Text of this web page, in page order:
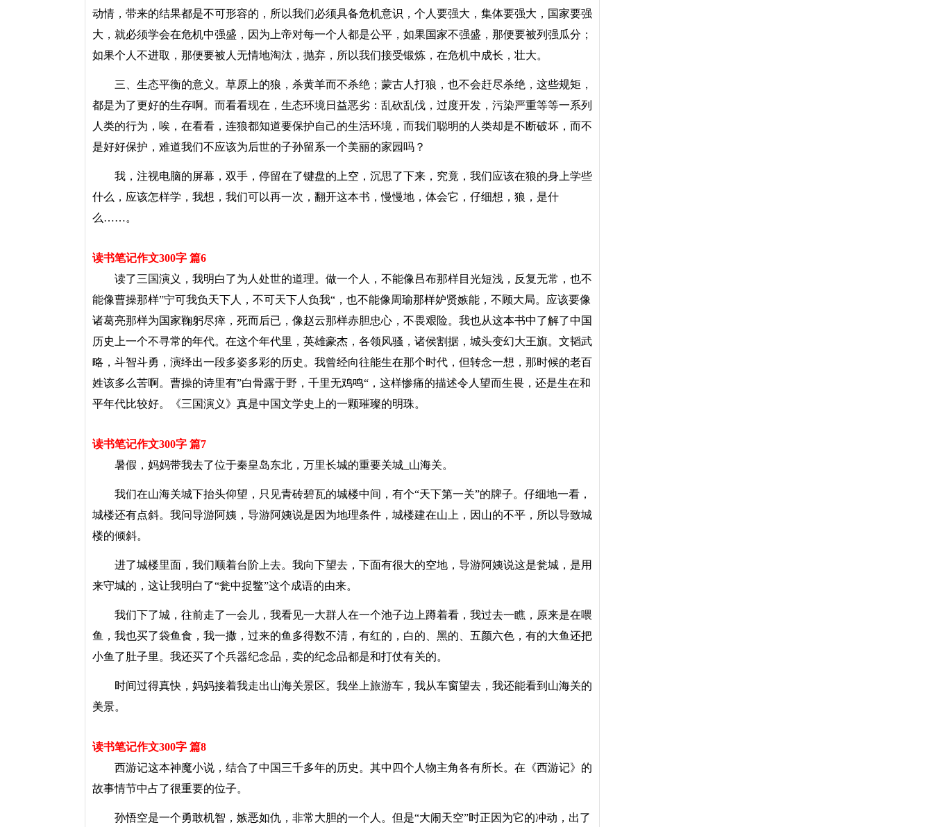
动情，带来的结果都是不可形容的，所以我们必须具备危机意识，个人要强大，集体要强大，国家要强
大，就必须学会在危机中强盛，因为上帝对每一个人都是公平，如果国家不强盛，那便要被列强瓜分；
如果个人不进取，那便要被人无情地淘汰，抛弃，所以我们接受锻炼，在危机中成长，壮大。
三、生态平衡的意义。草原上的狼，杀黄羊而不杀绝；蒙古人打狼，也不会赶尽杀绝，这些规矩，
都是为了更好的生存啊。而看看现在，生态环境日益恶劣：乱砍乱伐，过度开发，污染严重等等一系列
人类的行为，唉，在看看，连狼都知道要保护自己的生活环境，而我们聪明的人类却是不断破坏，而不
是好好保护，难道我们不应该为后世的子孙留系一个美丽的家园吗？
我，注视电脑的屏幕，双手，停留在了键盘的上空，沉思了下来，究竟，我们应该在狼的身上学些
什么，应该怎样学，我想，我们可以再一次，翻开这本书，慢慢地，体会它，仔细想，狼，是什
么……。
读书笔记作文300字 篇6
读了三国演义，我明白了为人处世的道理。做一个人，不能像吕布那样目光短浅，反复无常，也不
能像曹操那样”宁可我负天下人，不可天下人负我“，也不能像周瑜那样妒贤嫉能，不顾大局。应该要像
诸葛亮那样为国家鞠躬尽瘁，死而后已，像赵云那样赤胆忠心，不畏艰险。我也从这本书中了解了中国
历史上一个不寻常的年代。在这个年代里，英雄豪杰，各领风骚，诸侯割据，城头变幻大王旗。文韬武
略，斗智斗勇，演绎出一段多姿多彩的历史。我曾经向往能生在那个时代，但转念一想，那时候的老百
姓该多么苦啊。曹操的诗里有”白骨露于野，千里无鸡鸣“，这样惨痛的描述令人望而生畏，还是生在和
平年代比较好。《三国演义》真是中国文学史上的一颗璀璨的明珠。
读书笔记作文300字 篇7
暑假，妈妈带我去了位于秦皇岛东北，万里长城的重要关城_山海关。
我们在山海关城下抬头仰望，只见青砖碧瓦的城楼中间，有个“天下第一关”的牌子。仔细地一看，
城楼还有点斜。我问导游阿姨，导游阿姨说是因为地理条件，城楼建在山上，因山的不平，所以导致城
楼的倾斜。
进了城楼里面，我们顺着台阶上去。我向下望去，下面有很大的空地，导游阿姨说这是瓮城，是用
来守城的，这让我明白了“瓮中捉鳖”这个成语的由来。
我们下了城，往前走了一会儿，我看见一大群人在一个池子边上蹲着看，我过去一瞧，原来是在喂
鱼，我也买了袋鱼食，我一撒，过来的鱼多得数不清，有红的，白的、黑的、五颜六色，有的大鱼还把
小鱼了肚子里。我还买了个兵器纪念品，卖的纪念品都是和打仗有关的。
时间过得真快，妈妈接着我走出山海关景区。我坐上旅游车，我从车窗望去，我还能看到山海关的
美景。
读书笔记作文300字 篇8
西游记这本神魔小说，结合了中国三千多年的历史。其中四个人物主角各有所长。在《西游记》的
故事情节中占了很重要的位子。
孙悟空是一个勇敢机智，嫉恶如仇，非常大胆的一个人。但是“大闹天空”时正因为它的冲动，出了